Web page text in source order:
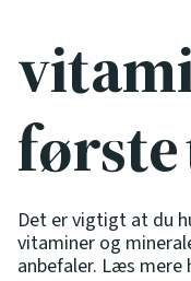
Det er vigtigt at du
vitaminer og
anbefaler. Læs mere